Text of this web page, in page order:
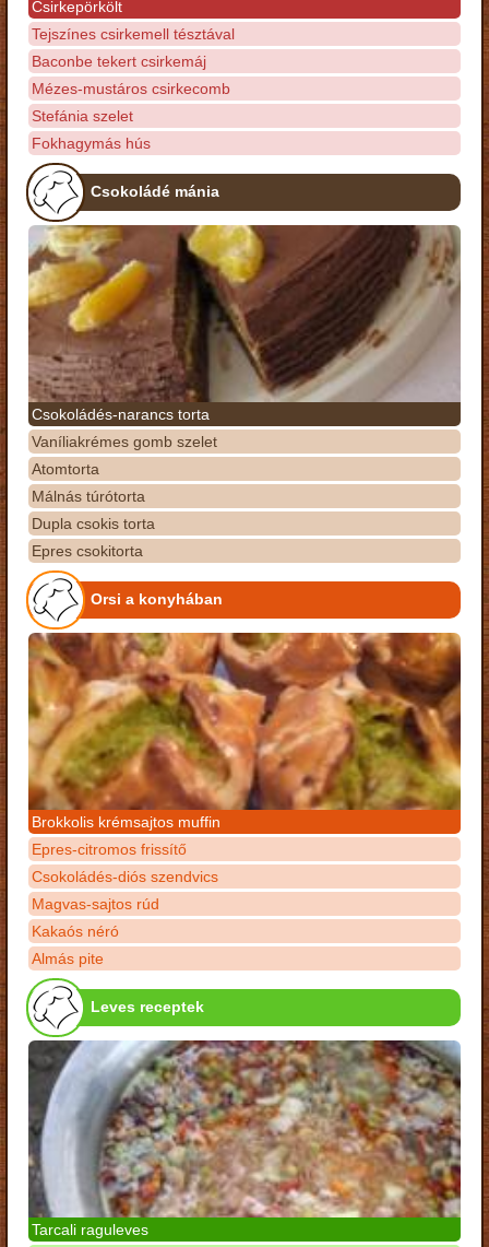
Csirkepörkölt
Tejszínes csirkemell tésztával
Baconbe tekert csirkemáj
Mézes-mustáros csirkecomb
Stefánia szelet
Fokhagymás hús
Csokoládé mánia
Csokoládés-narancs torta
Vaníliakrémes gomb szelet
Atomtorta
Málnás túrótorta
Dupla csokis torta
Epres csokitorta
Orsi a konyhában
Brokkolis krémsajtos muffin
Epres-citromos frissítő
Csokoládés-diós szendvics
Magvas-sajtos rúd
Kakaós néró
Almás pite
Leves receptek
Tarcali raguleves